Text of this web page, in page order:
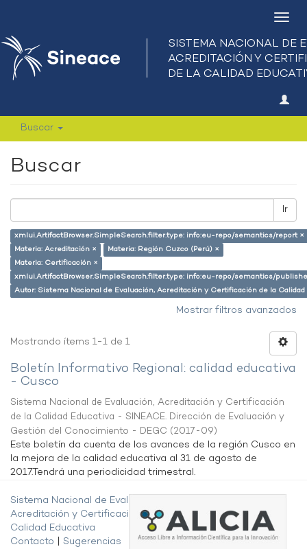
Buscar
Buscar
Ir
xmlui.ArtifactBrowser.SimpleSearch.filter.type: info:eu-repo/semantics/report ×
Materia: Acreditación ×
Materia: Región Cuzco (Perú) ×
Materia: Certificación ×
xmlui.ArtifactBrowser.SimpleSearch.filter.type: info:eu-repo/semantics/
Autor: Sistema Nacional de Evaluación, Acreditación y Certificación de la
Mostrar filtros avanzados
Mostrando ítems 1-1 de 1
Boletín Informativo Regional: calidad educativa
- Cusco
Sistema Nacional de Evaluación, Acreditación y Certificación
de la Calidad Educativa - SINEACE. Dirección de Evaluación y
Gestión del Conocimiento - DEGC (2017-09)
Este boletín da cuenta de los avances de la región Cusco en
la mejora de la calidad educativa al 31 de agosto de
2017.Tendrá una periodicidad trimestral.
Sistema Nacional de Evaluación,
Acreditación y Certificación de la
Calidad Educativa
Contacto
Sugerencias